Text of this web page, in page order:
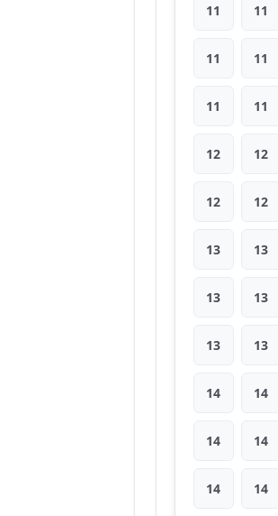
11 11
11 11
11 11
12 12
12 12
13 13
13 13
13 13
14 14
14 14
14 14